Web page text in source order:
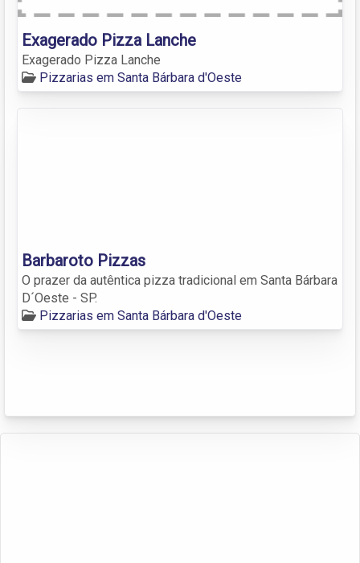
Exagerado Pizza Lanche
Exagerado Pizza Lanche
Pizzarias em Santa Bárbara d'Oeste
Barbaroto Pizzas
O prazer da autêntica pizza tradicional em Santa Bárbara
D´Oeste - SP.
Pizzarias em Santa Bárbara d'Oeste